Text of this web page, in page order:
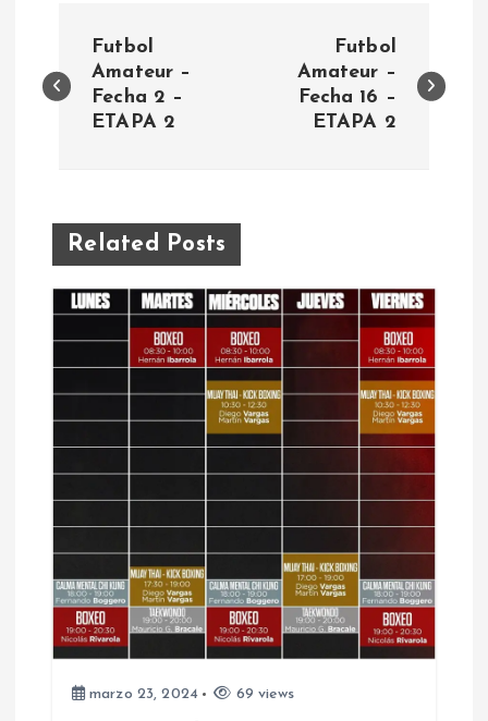
a
a
c
ó
n
d
e
e
Futbol
Amateur –
Fecha 2 –
ETAPA 2
Futbol
Amateur –
Fecha 16 –
ETAPA 2
Related Posts
marzo 23, 2024 69 views